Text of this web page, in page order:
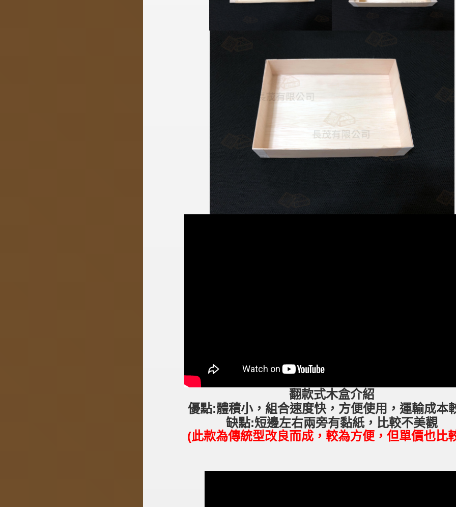
翻款式木盒介紹
優點:體積小，組合速度快，方便使用，運輸成本
缺點:短邊左右兩旁有黏紙，比較不美觀
(此款為傳統型改良而成，較為方便，但單價也比